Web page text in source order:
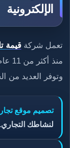
الإلكترونية
تعمل شركة قيمة
وتوفر العديد من
تصميم موقع
لنشاطك التجاري.